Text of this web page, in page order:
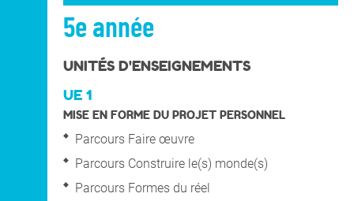
5e année
UNITÉS D'ENSEIGNEMENTS
UE 1
MISE EN FORME DU PROJET PERSONNEL
Parcours Faire œuvre
Parcours Construire le(s) monde(s)
Parcours Formes du réel